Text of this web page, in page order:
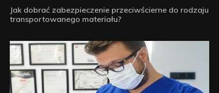
Jak dobrać zabezpieczenie przeciwścierne do rodzaju
transportowanego materiału?